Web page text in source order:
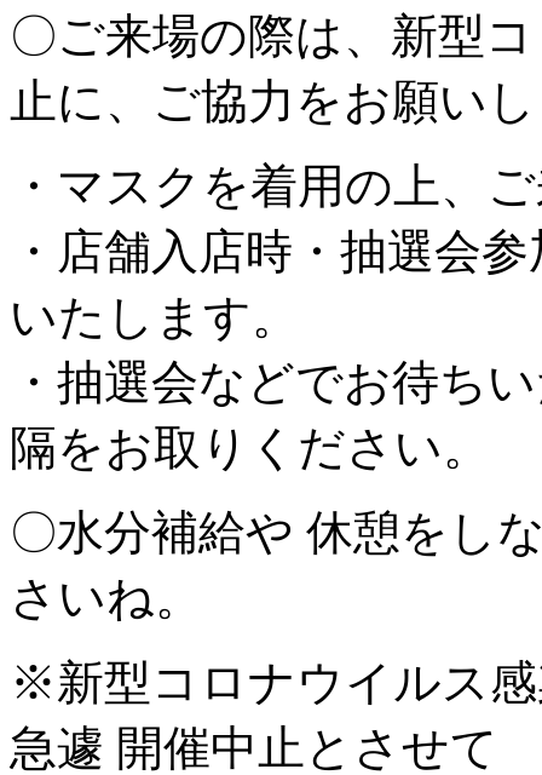
〇ご来場の際は、新型
止に、ご協力をお願い
・マスクを着用の上、
・店舗入店時・抽選会
いたします。
・抽選会などでお待ち
隔をお取りください。
〇水分補給や 休憩をし
さいね。
※新型コロナウイルス
急遽 開催中止とさせて